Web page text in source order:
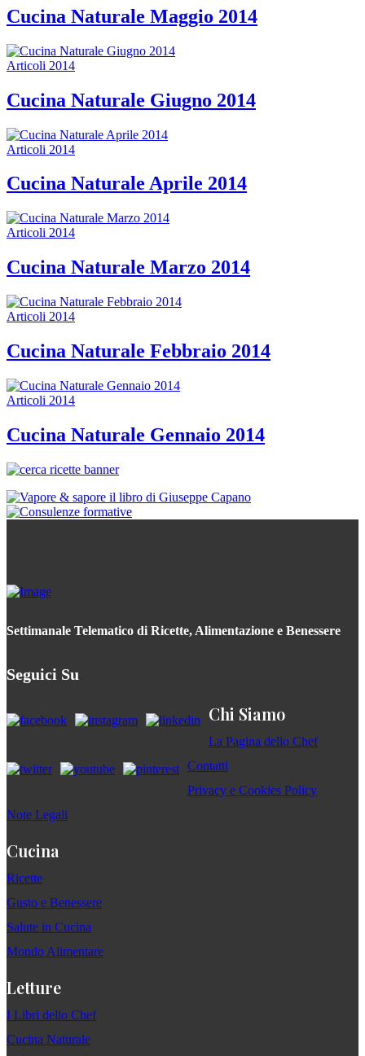
Cucina Naturale Maggio 2014
Articoli 2014
Cucina Naturale Giugno 2014
Articoli 2014
Cucina Naturale Aprile 2014
Articoli 2014
Cucina Naturale Marzo 2014
Articoli 2014
Cucina Naturale Febbraio 2014
Articoli 2014
Cucina Naturale Gennaio 2014
Settimanale Telematico di Ricette, Alimentazione e Benessere
Seguici Su
Chi Siamo
La Pagina dello Chef
Contatti
Privacy e Cookies Policy
Note Legali
Cucina
Ricette
Gusto e Benessere
Salute in Cucina
Mondo Alimentare
Letture
I Libri dello Chef
Cucina Naturale